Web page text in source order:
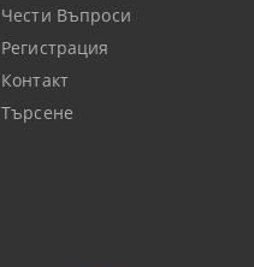
Чести Въпроси
Регистрация
Контакт
Търсене